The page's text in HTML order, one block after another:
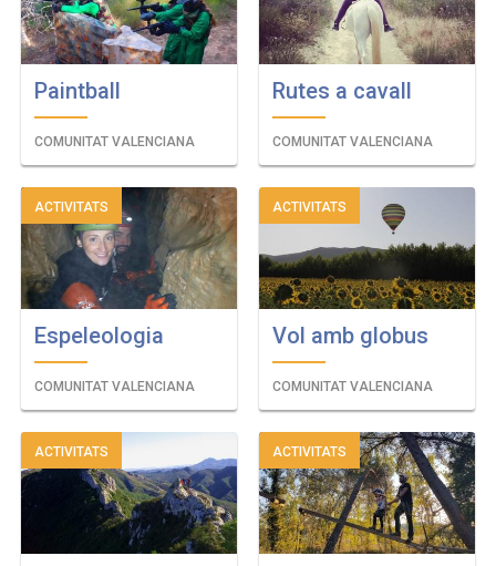
Paintball
COMUNITAT VALENCIANA
Rutes a cavall
COMUNITAT VALENCIANA
ACTIVITATS
Espeleologia
COMUNITAT VALENCIANA
ACTIVITATS
Vol amb globus
COMUNITAT VALENCIANA
ACTIVITATS ACTIVITATS